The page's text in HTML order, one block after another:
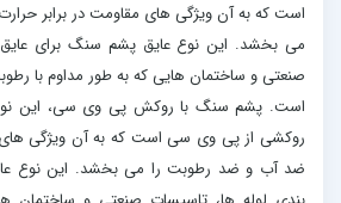
است که به آن ویژگی های مقاومت در برابر
می بخشد. این نوع عایق پشم سنگ برای عایق
صنعتی و ساختمان هایی که به طور مداوم با
است. پشم سنگ با روکش پی وی سی، این
روکشی از پی وی سی است که به آن ویژگی های
ضد آب و ضد رطوبت را می بخشد. این نوع